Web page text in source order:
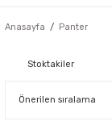
Anasayfa Panter
Stoktakiler